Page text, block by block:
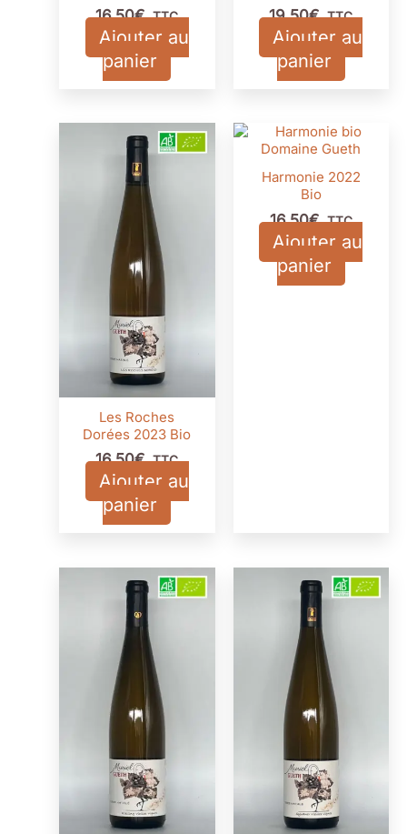
16,50€ TTC
Ajouter au
panier
19,50€ TTC
Ajouter au
panier
Les Roches
Dorées 2023 Bio
16,50€ TTC
Ajouter au
panier
Harmonie 2022
Bio
16,50€ TTC
Ajouter au
panier